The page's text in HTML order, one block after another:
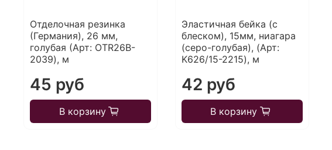
Отделочная резинка
(Германия), 26 мм,
голубая (Арт: OTR26B-
2039), м
45 руб
В корзину
Эластичная бейка (с
блеском), 15мм, ниагара
(серо-голубая), (Арт:
K626/15-2215), м
42 руб
В корзину